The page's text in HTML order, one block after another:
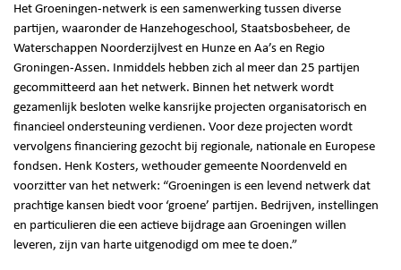
Het Groeningen-netwerk is een samenwerking tussen diverse
partijen, waaronder de Hanzehogeschool, Staatsbosbeheer, de
Waterschappen Noorderzijlvest en Hunze en Aa’s en Regio
Groningen-Assen. Inmiddels hebben zich al meer dan 25 partijen
gecommitteerd aan het netwerk. Binnen het netwerk wordt
gezamenlijk besloten welke kansrijke projecten organisatorisch en
financieel ondersteuning verdienen. Voor deze projecten wordt
vervolgens financiering gezocht bij regionale, nationale en Europese
fondsen. Henk Kosters, wethouder gemeente Noordenveld en
voorzitter van het netwerk: “Groeningen is een levend netwerk dat
prachtige kansen biedt voor ‘groene’ partijen. Bedrijven, instellingen
en particulieren die een actieve bijdrage aan Groeningen willen
leveren, zijn van harte uitgenodigd om mee te doen.”